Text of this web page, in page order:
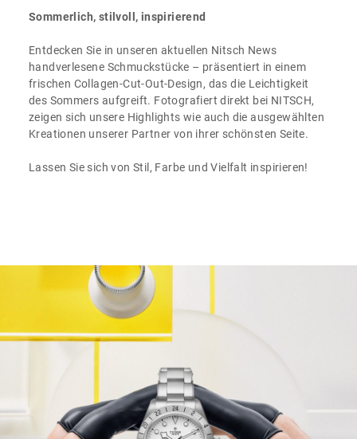
Sommerlich, stilvoll, inspirierend
Entdecken Sie in unseren aktuellen Nitsch News
handverlesene Schmuckstücke – präsentiert in einem
frischen Collagen-Cut-Out-Design, das die Leichtigkeit
des Sommers aufgreift. Fotografiert direkt bei NITSCH,
zeigen sich unsere Highlights wie auch die ausgewählten
Kreationen unserer Partner von ihrer schönsten Seite.
Lassen Sie sich von Stil, Farbe und Vielfalt inspirieren!